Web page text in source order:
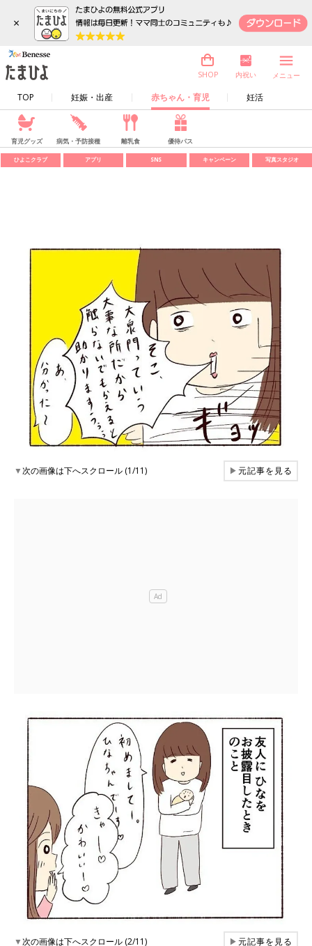
×
TOP 妊娠・出産 赤ちゃん・育児 妊活
SHOP 内祝い メニュー
育児グッズ 病気・予防接種 離乳食 優待パス
ひよこクラブ アプリ SNS キャンペーン 写真スタジオ
▼次の画像は下へスクロール (1/11) ▶元記事を見る
▼次の画像は下へスクロール (2/11) ▶元記事を見る